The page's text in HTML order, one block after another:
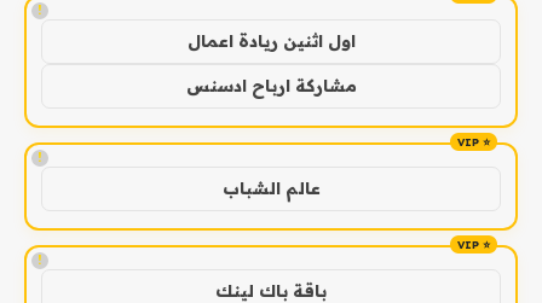
!
اول اثنين ريادة اعمال
مشاركة ارباح ادسنس
!
عالم الشباب
!
باقة باك لينك